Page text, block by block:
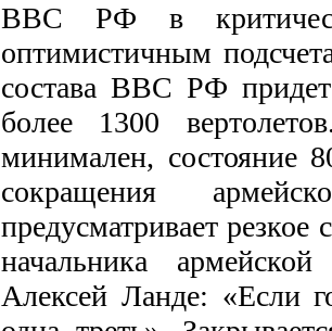
ВВС РФ в
оптимистичным
состава ВВС РФ
более 1300
минимален, состояние
сокращения
предусматривает
начальника
Алексей Ланде: «Если